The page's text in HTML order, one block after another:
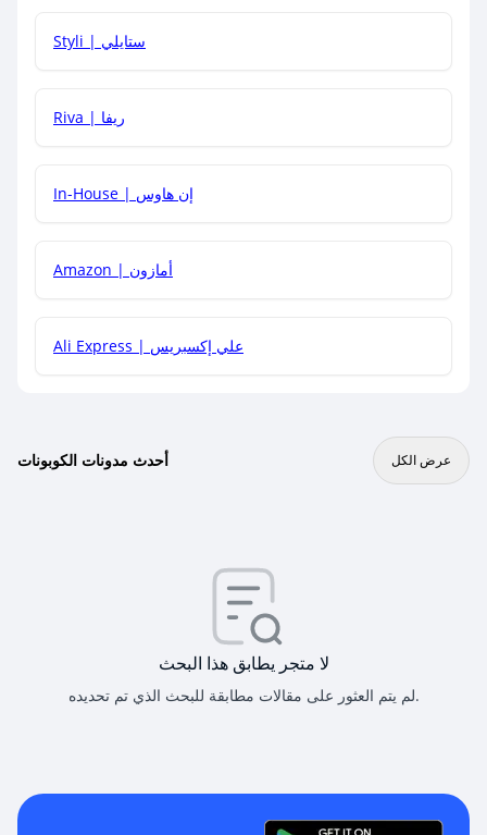
هل يمكنني جمع كود خصم مع العروض الأخرى؟
Styli | ستايلي
Riva | ريفا
In-House | إن هاوس
Amazon | أمازون
Ali Express | علي إكسبريس
أحدث مدونات الكوبونات عرض الكل
لا متجر يطابق هذا البحث
لم يتم العثور على مقالات مطابقة للبحث الذي تم تحديده.